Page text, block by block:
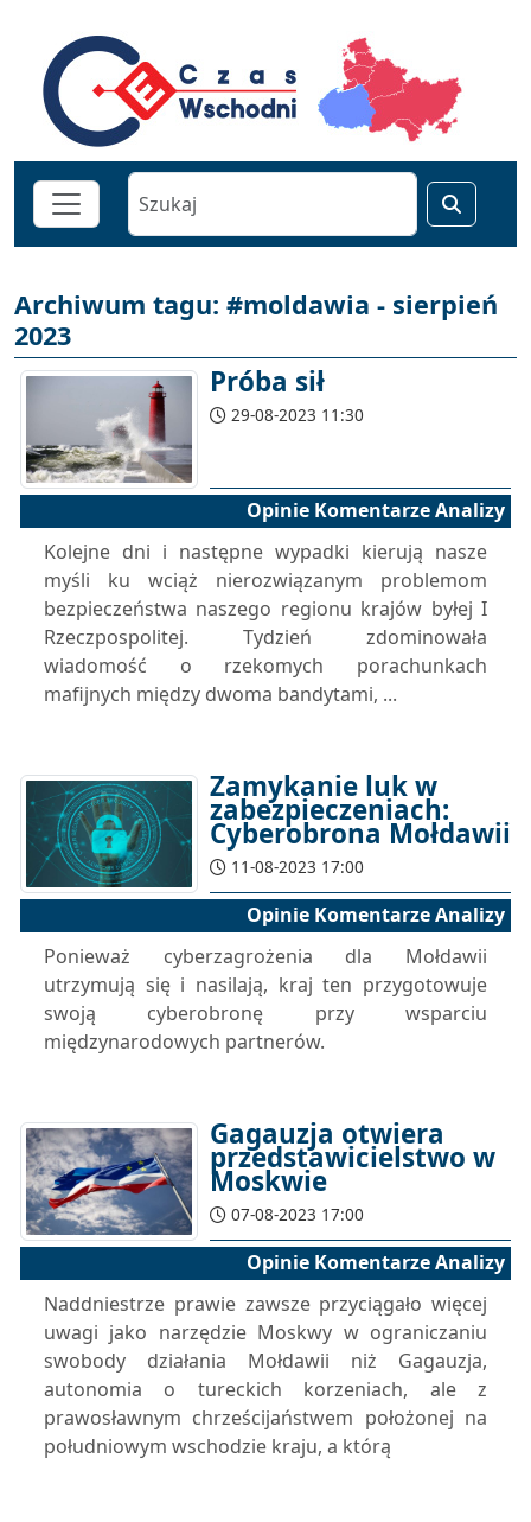
Archiwum tagu: #moldawia - sierpień
2023
Próba sił
29-08-2023 11:30
Opinie Komentarze Analizy
Kolejne dni i następne wypadki kierują nasze
myśli ku wciąż nierozwiązanym problemom
bezpieczeństwa naszego regionu krajów byłej I
Rzeczpospolitej. Tydzień zdominowała
wiadomość o rzekomych porachunkach
mafijnych między dwoma bandytami, ...
Zamykanie luk w
zabezpieczeniach:
Cyberobrona Mołdawii
11-08-2023 17:00
Opinie Komentarze Analizy
Ponieważ cyberzagrożenia dla Mołdawii
utrzymują się i nasilają, kraj ten przygotowuje
swoją cyberobronę przy wsparciu
międzynarodowych partnerów.
Gagauzja otwiera
przedstawicielstwo w
Moskwie
07-08-2023 17:00
Opinie Komentarze Analizy
Naddniestrze prawie zawsze przyciągało więcej
uwagi jako narzędzie Moskwy w ograniczaniu
swobody działania Mołdawii niż Gagauzja,
autonomia o tureckich korzeniach, ale z
prawosławnym chrześcijaństwem położonej na
południowym wschodzie kraju, a którą